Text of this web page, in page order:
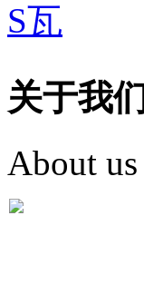
S瓦
关于我们
About us